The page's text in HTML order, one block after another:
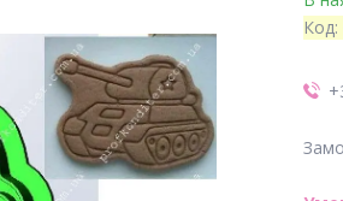
Код: